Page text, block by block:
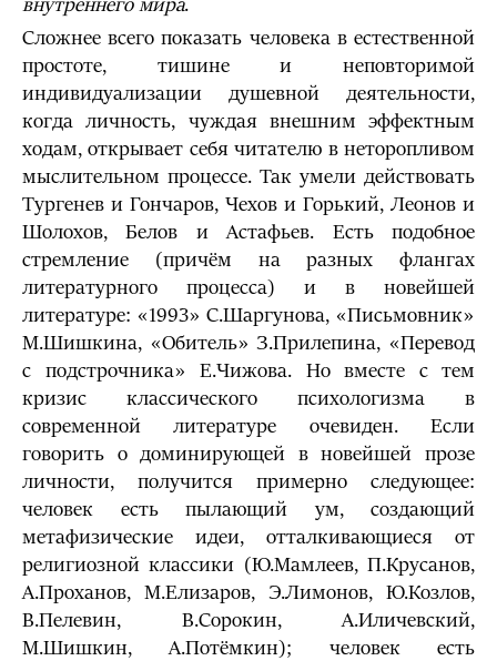
внутреннего мира.
Сложнее всего показать человека в естественной
простоте, тишине и неповторимой
индивидуализации душевной деятельности,
когда личность, чуждая внешним эффектным
ходам, открывает себя читателю в неторопливом
мыслительном процессе. Так умели действовать
Тургенев и Гончаров, Чехов и Горький, Леонов и
Шолохов, Белов и Астафьев. Есть подобное
стремление (причём на разных флангах
литературного процесса) и в новейшей
литературе: «1993» С.Шаргунова, «Письмовник»
М.Шишкина, «Обитель» З.Прилепина, «Перевод
с подстрочника» Е.Чижова. Но вместе с тем
кризис классического психологизма в
современной литературе очевиден. Если
говорить о доминирующей в новейшей прозе
личности, получится примерно следующее:
человек есть пылающий ум, создающий
метафизические идеи, отталкивающиеся от
религиозной классики (Ю.Мамлеев, П.Крусанов,
А.Проханов, М.Елизаров, Э.Лимонов, Ю.Козлов,
В.Пелевин, В.Сорокин, А.Иличевский,
М.Шишкин, А.Потёмкин); человек есть